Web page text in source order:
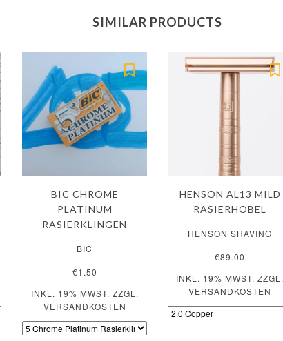
SIMILAR PRODUCTS
BIC CHROME
PLATINUM
RASIERKLINGEN
BIC
€1.50
INKL. 19% MWST. ZZGL.
VERSANDKOSTEN
HENSON AL13 MILD
RASIERHOBEL
HENSON SHAVING
€89.00
INKL. 19% MWST. ZZGL.
VERSANDKOSTEN